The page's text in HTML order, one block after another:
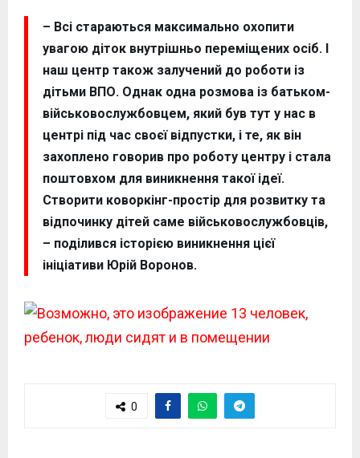
– Всі стараються максимально охопити
увагою діток внутрішньо переміщених осіб. І
наш центр також залучений до роботи із
дітьми ВПО. Однак одна розмова із батьком-
військовослужбовцем, який був тут у нас в
центрі під час своєї відпустки, і те, як він
захоплено говорив про роботу центру і стала
поштовхом для виникнення такої ідеї.
Створити коворкінг-простір для розвитку та
відпочинку дітей саме військовослужбовців,
– поділився історією виникнення цієї
ініціативи Юрій Воронов.
0